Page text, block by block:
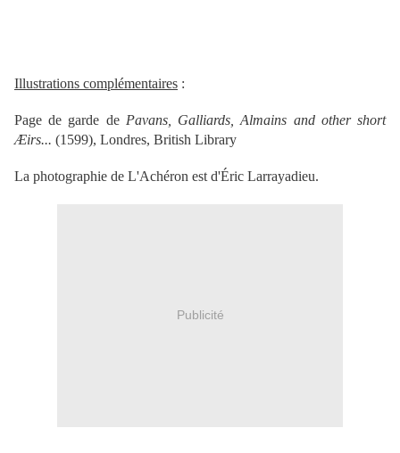
Illustrations complémentaires :
Page de garde de Pavans, Galliards, Almains and other short
Æirs... (1599), Londres, British Library
La photographie de L'Achéron est d'Éric Larrayadieu.
Publicité